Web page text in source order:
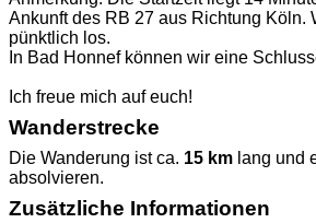
Ankunft des RB 27 aus Richtung Köln.
pünktlich los.
In Bad Honnef können wir eine
Ich freue mich auf euch!
Wanderstrecke
Die Wanderung ist ca. 15 km lang und
absolvieren.
Zusätzliche Informationen